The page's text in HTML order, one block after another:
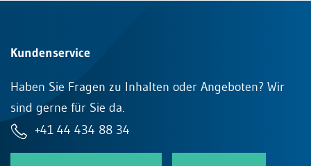
Kundenservice
Haben Sie Fragen zu Inhalten oder Angeboten? Wir
sind gerne für Sie da.
+41 44 434 88 34